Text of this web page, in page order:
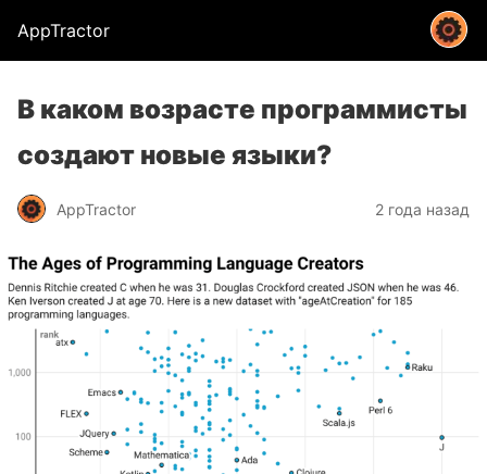
AppTractor
В каком возрасте программисты
создают новые языки?
AppTractor 2 года назад